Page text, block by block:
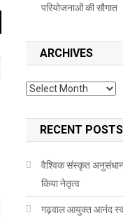
परियोजनाओं की सौगात
ARCHIVES
Archives
RECENT POSTS
वैश्विक संस्कृत अनुसंधान
किया नेतृत्व
गढ़वाल आयुक्त आनंद